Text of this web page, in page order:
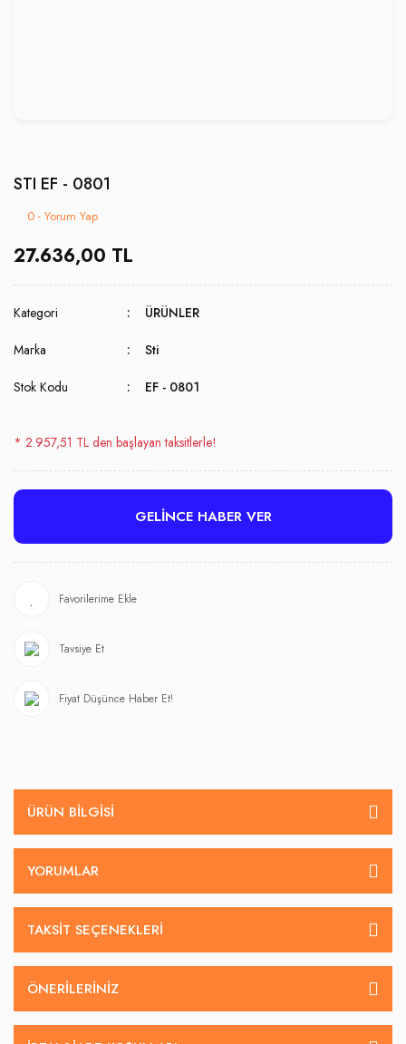
STI EF - 0801
0 - Yorum Yap
27.636,00 TL
Kategori ÜRÜNLER
Marka Sti
Stok Kodu EF - 0801
* 2.957,51 TL den başlayan taksitlerle!
GELİNCE HABER VER
Tavsiye Et
Fiyat Düşünce Haber Et!
ÜRÜN BILGISI
YORUMLAR
TAKSIT SEÇENEKLERI
ÖNERILERINIZ